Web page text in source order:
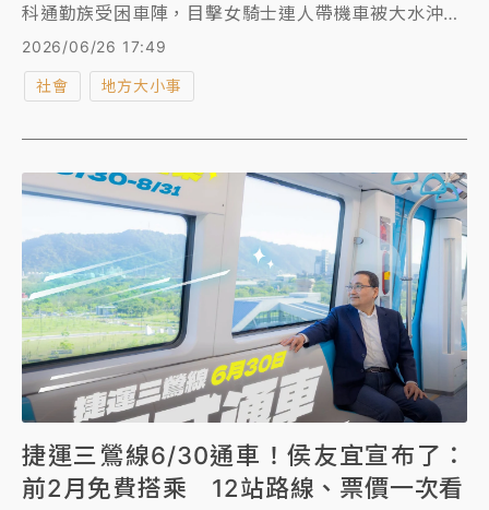
科通勤族受困車陣，目擊女騎士連人帶機車被大水沖走
離譜畫面，學生過馬路甚至宛如「溯溪」般險象環生，
安雖於中午宣布下午起停班停課，但「慢半拍」的決策
批，留下滿滿的「咕嚕咕嚕」諷刺字眼，市府的防災應
變與決策時機備受外界質疑。
2026/06/26 17:49
社會 地方大小事
捷運三鶯線6/30通車！侯友宜宣布了：
前2月免費搭乘 12站路線、票價一次看